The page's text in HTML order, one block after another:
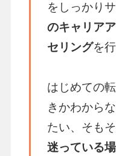
をしっかり
のキャリア
セリングを
はじめての
きかわから
たい、そも
迷っている